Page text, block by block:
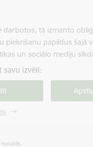
darbotos, tā izmanto
piekrišanu papildus šajā
un sociālo mediju
savu izvēli: